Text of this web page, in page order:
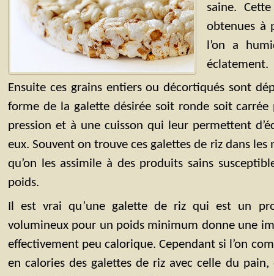
saine.
obtenues à
l’on a
éclatement.
Ensuite ces grains entiers ou décortiqués sont
forme de la galette désirée soit ronde soit
pression et à une cuisson qui leur permettent
eux. Souvent on trouve ces galettes de riz dans les
qu’on les assimile à des produits sains
poids.
Il est vrai qu’une galette de riz qui est un
volumineux pour un poids minimum donne une
effectivement peu calorique. Cependant si l’on
en calories des galettes de riz avec celle du